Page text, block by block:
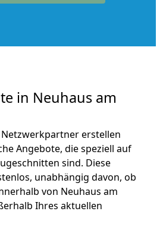
in Neuhaus am
erstellen
Angebote, die speziell auf
sind. Diese
unabhängig davon, ob
von Neuhaus am
Ihres aktuellen